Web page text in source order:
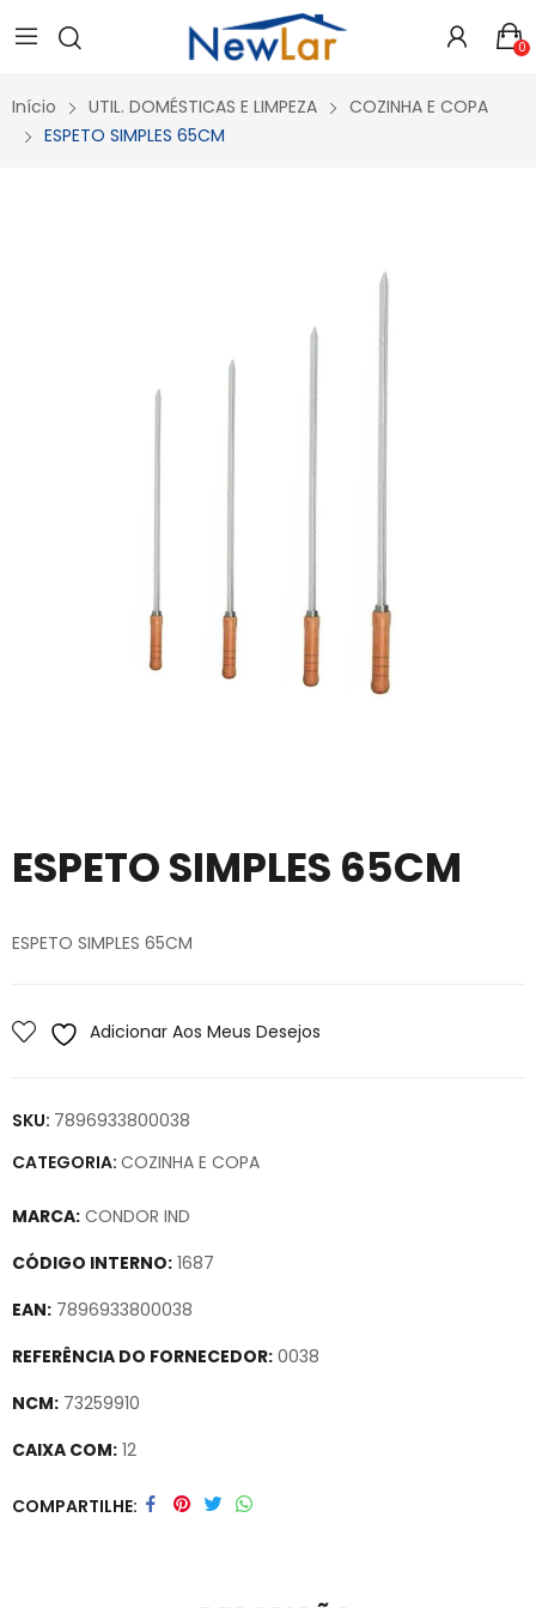
Secure crypto portfolio manager for desktops and mobile -
Visit Ledger Live
- easily manage, stake, and track assets. 0
Início UTIL. DOMÉSTICAS E LIMPEZA
COZINHA E COPA
ESPETO SIMPLES 65CM
ESPETO SIMPLES 65CM
ESPETO SIMPLES 65CM
Adicionar Aos Meus Desejos
SKU: 7896933800038
CATEGORIA: COZINHA E COPA
MARCA: CONDOR IND
CÓDIGO INTERNO: 1687
EAN: 7896933800038
REFERÊNCIA DO FORNECEDOR: 0038
NCM: 73259910
CAIXA COM: 12
Secure crypto portfolio manager for desktops and mobile –
COMPARTILHE